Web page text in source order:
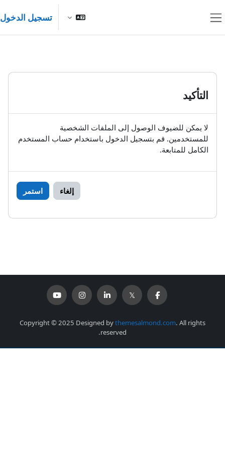
تسجيل الدخول
التأكيد
لا يمكن للضيوف الوصول إلى الملفات الشخصية
للمستخدمين. قم بتسجيل الدخول باستخدام حساب المستخدم
الكامل للمتابعة.
إلغاء استمر
Copyright © 2025 Designed bythemesalmond.com. All rights
reserved.